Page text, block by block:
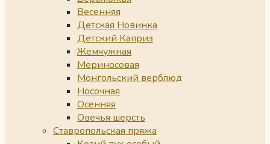
Весенняя
Детская Новинка
Детский Каприз
Жемчужная
Мериносовая
Монгольский верблюд
Носочная
Осенняя
Овечья шерсть
Ставропольская пряжа